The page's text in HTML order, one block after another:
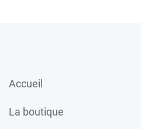
Accueil
La boutique